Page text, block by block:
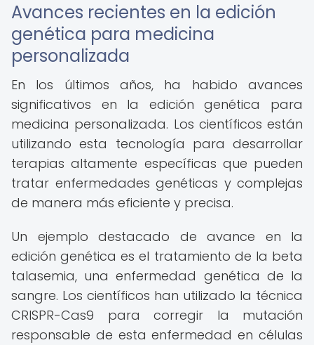
Avances recientes en la edición
genética para medicina
personalizada
En los últimos años, ha habido avances
significativos en la edición genética para
medicina personalizada. Los científicos están
utilizando esta tecnología para desarrollar
terapias altamente específicas que pueden
tratar enfermedades genéticas y complejas
de manera más eficiente y precisa.
Un ejemplo destacado de avance en la
edición genética es el tratamiento de la beta
talasemia, una enfermedad genética de la
sangre. Los científicos han utilizado la técnica
CRISPR-Cas9 para corregir la mutación
responsable de esta enfermedad en células